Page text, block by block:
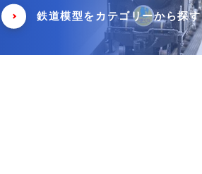
鉄道模型をカテゴリーから探す